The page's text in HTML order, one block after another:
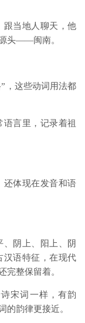
跟当地人聊天，他
头——闽南。
，这些动词用法都
言里，记录着祖
还体现在发音和语
阴上、阳上、阴
汉语特征，在现代
完整保留着。
宋词一样，有韵
的韵律更接近。